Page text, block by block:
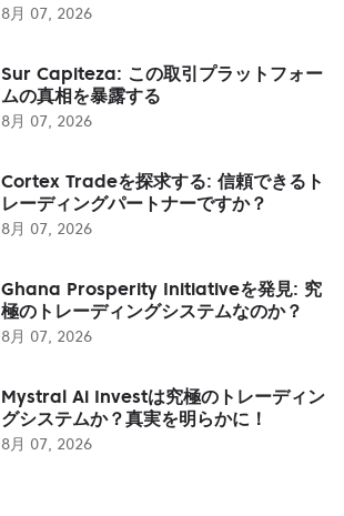
8月 07, 2026
Sur Capiteza: この取引プラットフォー
ムの真相を暴露する
8月 07, 2026
Cortex Tradeを探求する: 信頼できるト
レーディングパートナーですか？
8月 07, 2026
Ghana Prosperity Initiativeを発見: 究
極のトレーディングシステムなのか？
8月 07, 2026
Mystral Ai Investは究極のトレーディン
グシステムか？真実を明らかに！
8月 07, 2026